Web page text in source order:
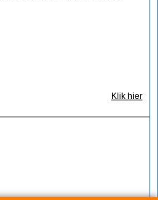
Klik hier